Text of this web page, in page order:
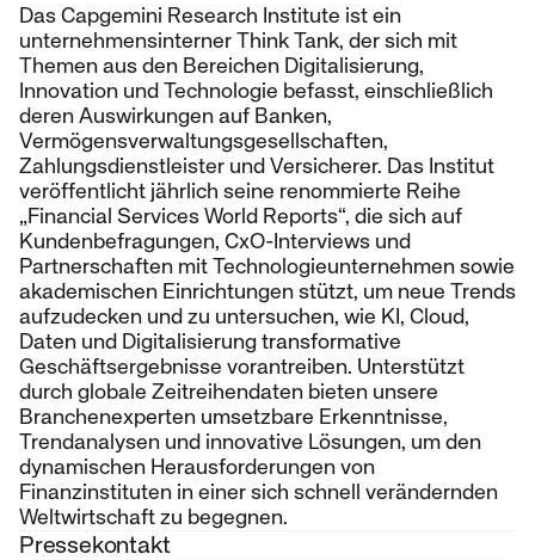
Das Capgemini Research Institute ist ein
unternehmensinterner Think Tank, der sich mit
Themen aus den Bereichen Digitalisierung,
Innovation und Technologie befasst, einschließlich
deren Auswirkungen auf Banken,
Vermögensverwaltungsgesellschaften,
Zahlungsdienstleister und Versicherer. Das Institut
veröffentlicht jährlich seine renommierte Reihe
„Financial Services World Reports“, die sich auf
Kundenbefragungen, CxO-Interviews und
Partnerschaften mit Technologieunternehmen sowie
akademischen Einrichtungen stützt, um neue Trends
aufzudecken und zu untersuchen, wie KI, Cloud,
Daten und Digitalisierung transformative
Geschäftsergebnisse vorantreiben. Unterstützt
durch globale Zeitreihendaten bieten unsere
Branchenexperten umsetzbare Erkenntnisse,
Trendanalysen und innovative Lösungen, um den
dynamischen Herausforderungen von
Finanzinstituten in einer sich schnell verändernden
Weltwirtschaft zu begegnen.
Pressekontakt